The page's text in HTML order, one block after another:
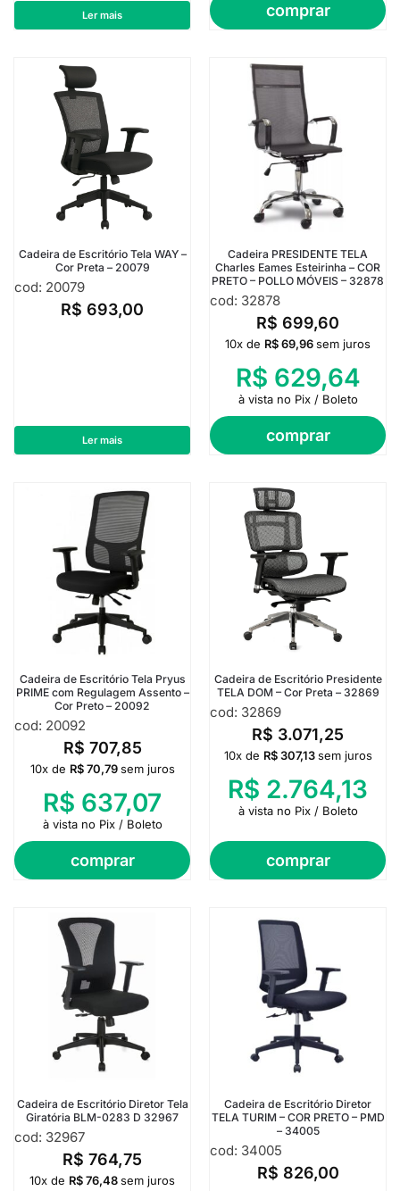
Ler mais comprar
Cadeira de Escritório Tela WAY –
Cor Preta – 20079
cod: 20079
R$ 693,00
Ler mais
Cadeira PRESIDENTE TELA
Charles Eames Esteirinha – COR
PRETO – POLLO MÓVEIS – 32878
cod: 32878
R$ 699,60
comprar
10x de R$69,96sem juros
R$ 629,64
à vista no Pix / Boleto
Cadeira de Escritório Tela Pryus
PRIME com Regulagem Assento –
Cor Preto – 20092
cod: 20092
R$ 707,85
comprar
10x de R$70,79 sem juros
R$ 637,07
à vista no Pix / Boleto
Cadeira de Escritório Presidente
TELA DOM – Cor Preta – 32869
cod: 32869
R$ 3.071,25
comprar
10x de R$307,13 sem juros
R$ 2.764,13
à vista no Pix / Boleto
Cadeira de Escritório Diretor Tela
Giratória BLM-0283 D 32967
cod: 32967
R$ 764,75
10x de R$76,48sem juros
Cadeira de Escritório Diretor
TELA TURIM – COR PRETO – PMD
– 34005
cod: 34005
R$ 826,00